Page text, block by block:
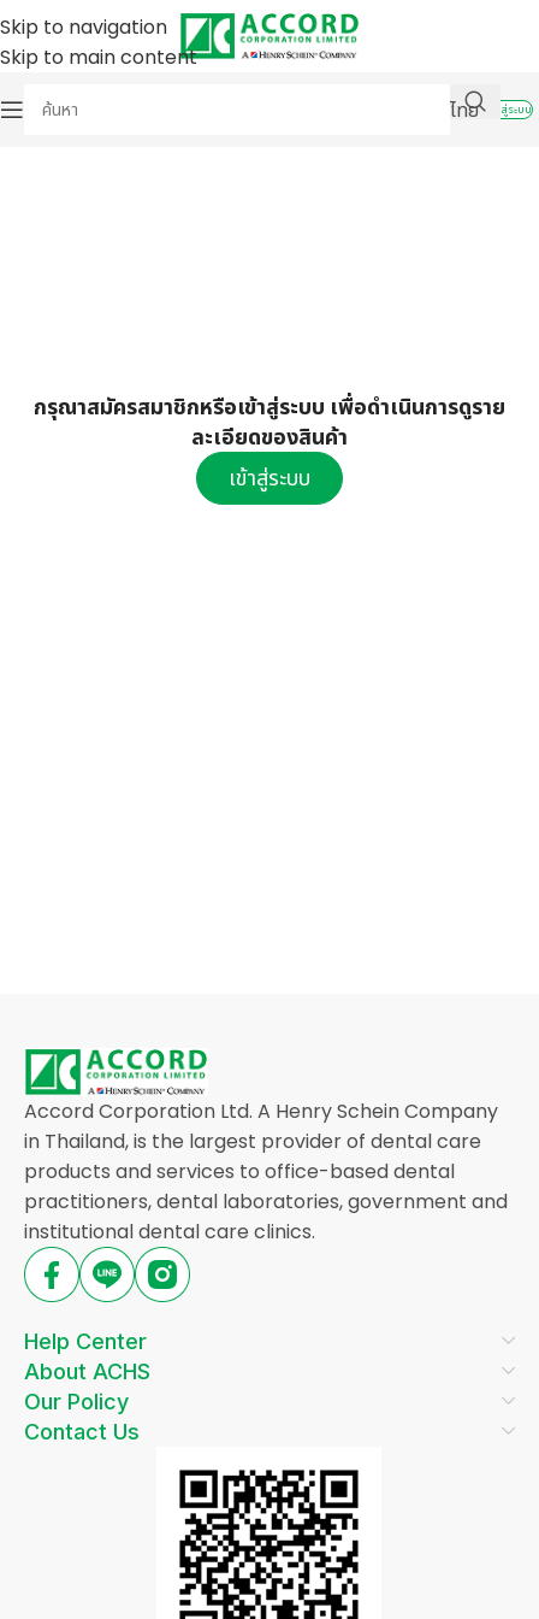
Skip to navigation
Skip to main content
ไทย
เข้าสู่ระบบ
กรุณาสมัครสมาชิกหรือเข้าสู่ระบบ เพื่อดำเนินการดูราย
ละเอียดของสินค้า
เข้าสู่ระบบ
Accord Corporation Ltd. A Henry Schein Company
in Thailand, is the largest provider of dental care
products and services to office-based dental
practitioners, dental laboratories, government and
institutional dental care clinics.
Help Center
About ACHS
Our Policy
Contact Us